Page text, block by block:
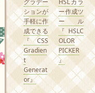
ションが
手軽に作
成できる
『CSS
Gradien
t
Generat
or』
ー作成ツ
ール
『HSLC
OLOR
PICKER
』